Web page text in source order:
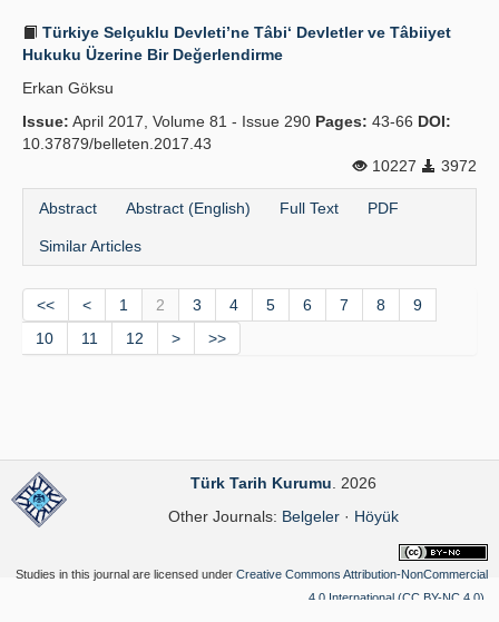
Türkiye Selçuklu Devleti’ne Tâbi‘ Devletler ve Tâbiiyet
Hukuku Üzerine Bir Değerlendirme
Erkan Göksu
Issue: April 2017, Volume 81 - Issue 290 Pages: 43-66 DOI:
10.37879/belleten.2017.43
10227
3972
Abstract Abstract (English) Full Text PDF
Similar Articles
<< < 1 2 3 4 5 6 7 8
9
10
11 12 > >>
Türk Tarih Kurumu . 2026
Other Journals: Belgeler· Höyük
Studies in this journal are licensed under Creative Commons Attribution-NonCommercial
4.0 International (CC BY-NC 4.0)